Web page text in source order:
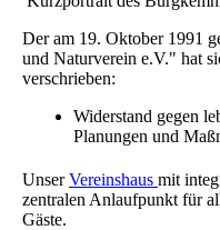
Der am 19. Oktober 1991
und Naturverein e.V." hat
verschrieben:
Widerstand gegen
Planungen und
UnserVereinshaus mit
zentralen Anlaufpunkt für
Gäste.